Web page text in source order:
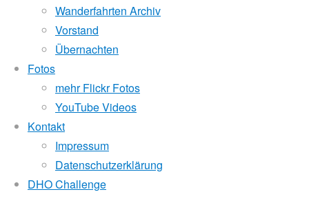
Wanderfahrten Archiv
Vorstand
Übernachten
Fotos
mehr Flickr Fotos
YouTube Videos
Kontakt
Impressum
Datenschutzerklärung
DHO Challenge
Oktober
Sternfahrt
Sternfahrer,
Gesamtergebnisse
Sternfahten
Windfinder Kuchelauer Hafen
Mitglied der
Godfrey Donauhort Club Kit
Sternfahrten Archiv
Ruderlinks-
Impressum-